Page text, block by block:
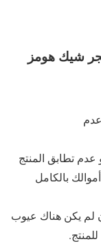
شيك هومز
تطابق المنتج
بالكامل
إذا كان لم يكن هناك عيوب